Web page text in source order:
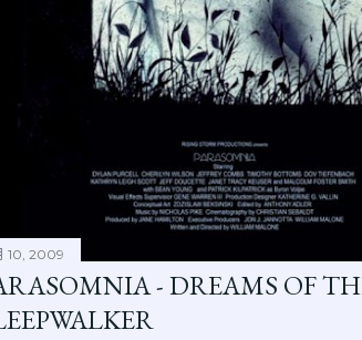
10, 2009
- DREAMS OF